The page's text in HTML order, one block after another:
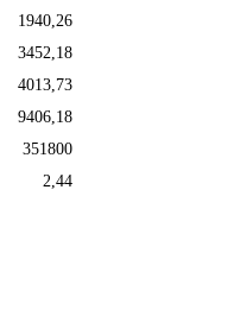
1940,26
3452,18
4013,73
9406,18
351800
2,44